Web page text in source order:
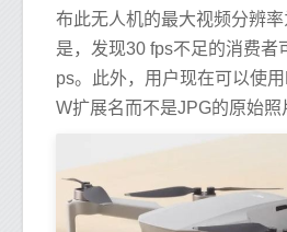
布此无人机的最大视频分辨
是，发现30 fps不足的消费者
ps。此外，用户现在可以使
W扩展名而不是JPG的原始照